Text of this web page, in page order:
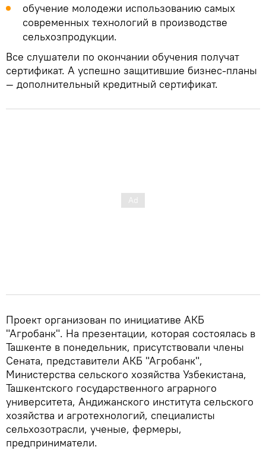
обучение молодежи использованию самых
современных технологий в производстве
сельхозпродукции.
Все слушатели по окончании обучения получат
сертификат. А успешно защитившие бизнес-планы
— дополнительный кредитный сертификат.
Проект организован по инициативе АКБ
"Агробанк". На презентации, которая состоялась в
Ташкенте в понедельник, присутствовали члены
Сената, представители АКБ "Агробанк",
Министерства сельского хозяйства Узбекистана,
Ташкентского государственного аграрного
университета, Андижанского института сельского
хозяйства и агротехнологий, специалисты
сельхозотрасли, ученые, фермеры,
предприниматели.